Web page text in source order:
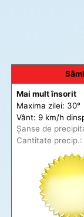
Mai mult însorit
Maxima zilei: 30°
Vânt: 9 km/h din
Șanse de precip
Cantitate precip.: